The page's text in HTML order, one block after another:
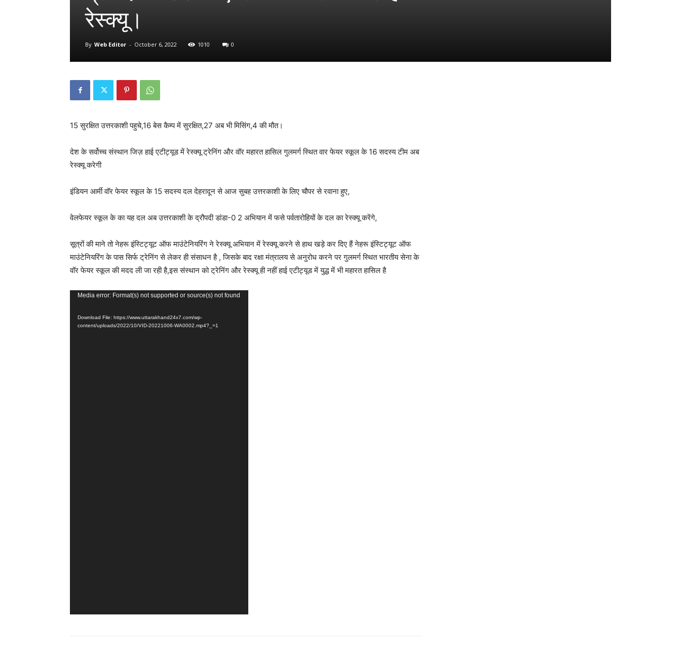
रेस्क्यू।
By Web Editor - October 6, 2022 1010 0
15 सुरक्षित उत्तरकाशी पहुचे,16 बेस कैम्प में सुरक्षित,27 अब भी मिसिंग,4 की मौत।
देश के सर्वोच्च संस्थान जिज़ हाई एटीट्यूड में रेस्क्यू ट्रेनिंग और वॉर महारत हासिल गुलमर्ग स्थित वार फेयर स्कूल के 16 सदस्य टीम अब
रेस्क्यू करेगी
इंडियन आर्मी वॉर फेयर स्कूल के 15 सदस्य दल देहरादून से आज सुबह उत्तरकाशी के लिए चौपर से रवाना हुए,
वेलफेयर स्कूल के का यह दल अब उत्तरकाशी के द्रौपदी डांडा-0 2 अभियान में फसे पर्वतारोहियों के दल का रेस्क्यू करेंगे,
सूत्रों की माने तो नेहरू इंस्टिट्यूट ऑफ माउंटेनियरिंग ने रेस्क्यू अभियान में रेस्क्यू करने से हाथ खड़े कर दिए हैं नेहरू इंस्टिट्यूट ऑफ
माउंटेनियरिंग के पास सिर्फ ट्रेनिंग से लेकर ही संसाधन है , जिसके बाद रक्षा मंत्रालय से अनुरोध करने पर गुलमर्ग स्थित भारतीय सेना के
वॉर फेयर स्कूल की मदद ली जा रही है,इस संस्थान को ट्रेनिंग और रेस्क्यू ही नहीं हाई एटीट्यूड में युद्ध में भी महारत हासिल है
Video
Media error: Format(s) not supported or source(s) not found
Download File: https://www.uttarakhand24x7.com/wp-
content/uploads/2022/10/VID-20221006-WA0002.mp4?_=1